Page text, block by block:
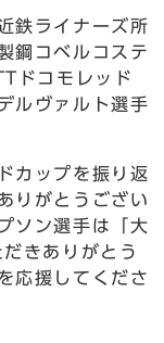
鉄ライナーズ所
鋼コベルコステ
ドコモレッド
ルヴァルト選手
カップを振り返
りがとうござい
ソン選手は「大
きありがとう
応援してくださ